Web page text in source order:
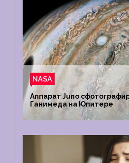
NASA
Аппарат Juno
Ганимеда на Юпитере